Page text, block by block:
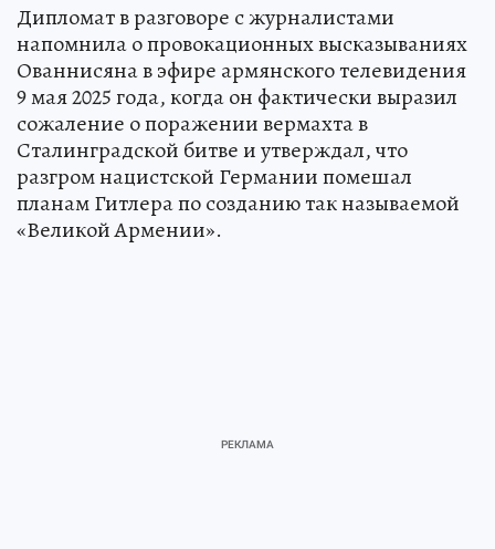
Дипломат в разговоре с журналистами
напомнила о провокационных высказываниях
Ованнисяна в эфире армянского телевидения
9 мая 2025 года, когда он фактически выразил
сожаление о поражении вермахта в
Сталинградской битве и утверждал, что
разгром нацистской Германии помешал
планам Гитлера по созданию так называемой
«Великой Армении».